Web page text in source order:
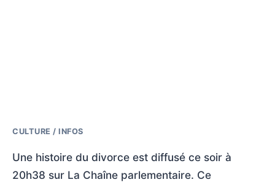
CULTURE / INFOS
Une histoire du divorce est diffusé ce soir à
20h38 sur La Chaîne parlementaire. Ce